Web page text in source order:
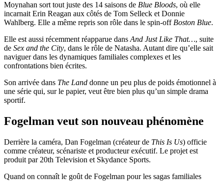
Moynahan sort tout juste des 14 saisons de Blue Bloods, où elle
incarnait Erin Reagan aux côtés de Tom Selleck etDonnie
Wahlberg. Elle a même repris son rôle dans le spin-offBoston Blue.
Elle est aussi récemment réapparue dansAnd Just Like That…, suite
de Sex and the City, dans le rôle de Natasha. Autant dire qu’elle sait
naviguer dans les dynamiques familiales complexes et les
confrontations bien écrites.
Son arrivée dans The Land donne un peu plus de poids émotionnel à
une série qui, sur le papier, veut être bien plus qu’un simple drama
sportif.
Fogelman veut son nouveau phénomène
Derrière la caméra, Dan Fogelman (créateur de This Is Us) officie
comme créateur, scénariste et producteur exécutif. Le projet est
produit par 20th Television et Skydance Sports.
Quand on connaît le goût de Fogelman pour les sagas familiales